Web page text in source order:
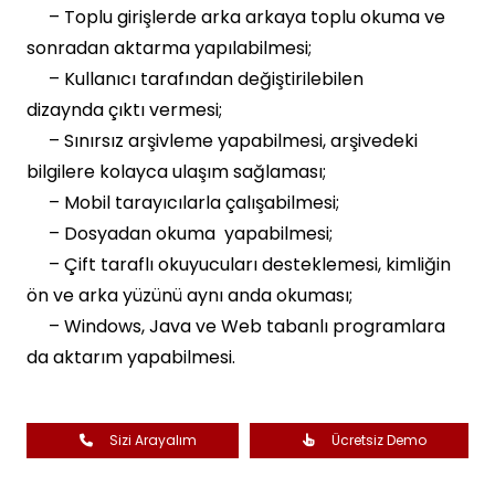
– Toplu girişlerde arka arkaya toplu okuma ve
sonradan aktarma yapılabilmesi;
– Kullanıcı tarafından değiştirilebilen
dizaynda çıktı vermesi;
– Sınırsız arşivleme yapabilmesi, arşivedeki
bilgilere kolayca ulaşım sağlaması;
– Mobil tarayıcılarla çalışabilmesi;
– Dosyadan okuma yapabilmesi;
– Çift taraflı okuyucuları desteklemesi, kimliğin
ön ve arka yüzünü aynı anda okuması;
– Windows, Java ve Web tabanlı programlara
da aktarım yapabilmesi.
Sizi Arayalım Ücretsiz Demo